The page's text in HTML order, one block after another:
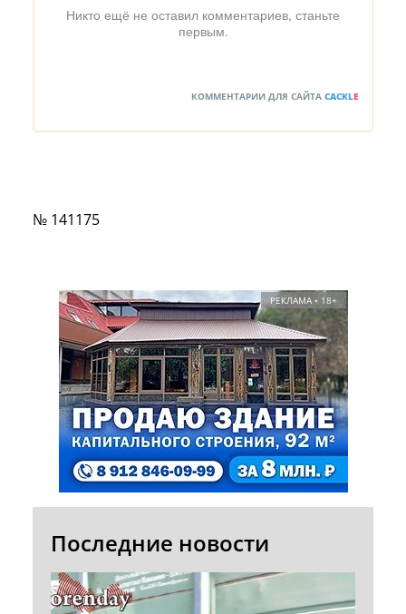
Никто ещё не оставил комментариев, станьте
первым.
КОММЕНТАРИИ ДЛЯ САЙТА CACKLE
№ 141175
РЕКЛАМА • 18+
Последние новости